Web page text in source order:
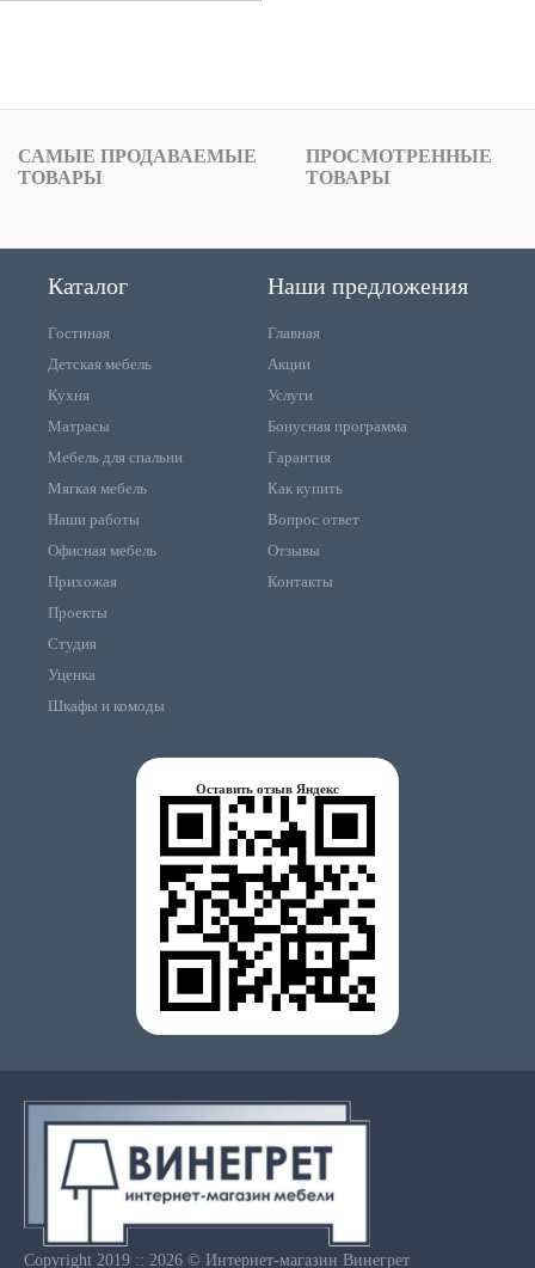
САМЫЕ ПРОДАВАЕМЫЕ
ТОВАРЫ
ПРОСМОТРЕННЫЕ
ТОВАРЫ
Каталог
Гостиная
Детская мебель
Кухня
Матрасы
Мебель для спальни
Мягкая мебель
Наши работы
Офисная мебель
Прихожая
Проекты
Студия
Уценка
Шкафы и комоды
Наши предложения
Главная
Акции
Услуги
Бонусная программа
Гарантия
Как купить
Вопрос ответ
Отзывы
Контакты
Оставить отзыв Яндекс
Copyright 2019 :: 2026 © Интернет-магазин Винегрет